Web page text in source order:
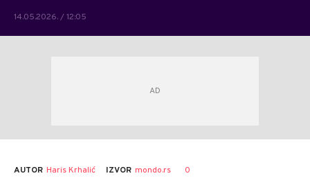
14.05.2026. / 12:05
AUTOR Haris Krhalić IZVOR mondo.rs 0